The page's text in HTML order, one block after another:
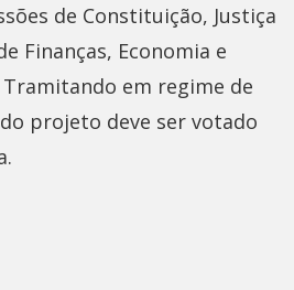
de Constituição, Justiça
Finanças, Economia e
Tramitando em regime de
projeto deve ser votado